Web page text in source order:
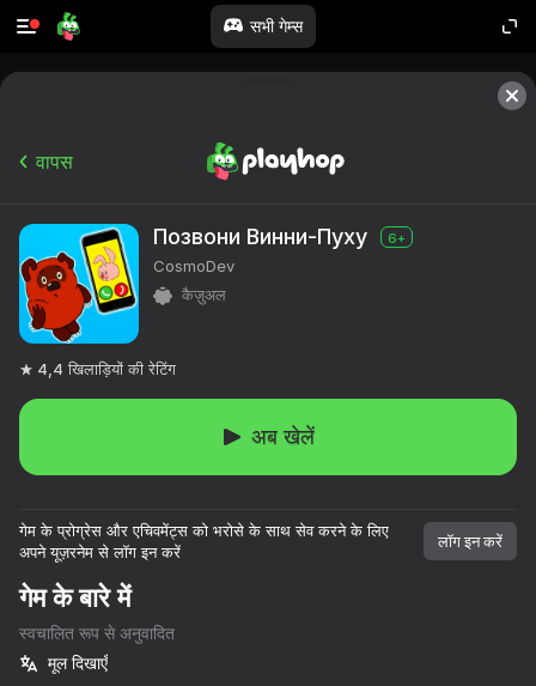
सभी गेम्स
ओरिएंटेशन का समर्थन करता है
वापस
Позвони Винни-Пуху 6+
CosmoDev
कैज़ुअल
4,4 खिलाड़ियों की रेटिंग
अब खेलें
गेम के प्रोग्रेस और एचिवमेंट्स को भरोसे के साथ सेव करने के लिए
अपने यूज़रनेम से लॉग इन करें
लॉग इन करें
गेम के बारे में
स्वचालित रूप से अनुवादित
मूल दिखाएँ